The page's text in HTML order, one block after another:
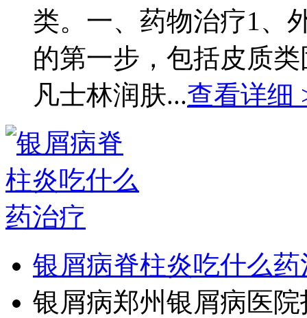
类。一、药物治疗1、
的第一步，包括皮质
凡士林润肤...查看详细
银屑病脊柱炎吃什么药
银屑病郑州银屑病医